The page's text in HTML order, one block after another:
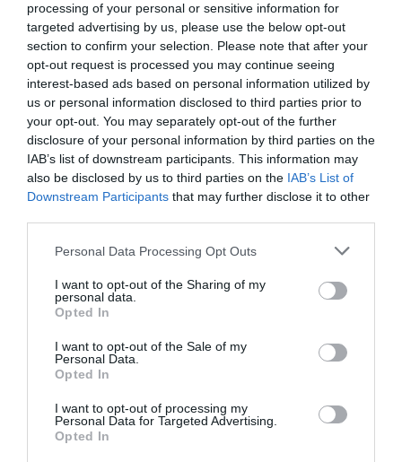
processing of your personal or sensitive information for
targeted advertising by us, please use the below opt-out
section to confirm your selection. Please note that after your
opt-out request is processed you may continue seeing
interest-based ads based on personal information utilized by
us or personal information disclosed to third parties prior to
your opt-out. You may separately opt-out of the further
disclosure of your personal information by third parties on the
IAB’s list of downstream participants. This information may
also be disclosed by us to third parties on the IAB’s List of
Downstream Participants that may further disclose it to other
Personal Data Processing Opt Outs
I want to opt-out of the Sharing of my
personal data.
Opted In
I want to opt-out of the Sale of my
Personal Data.
Opted In
I want to opt-out of processing my
Personal Data for Targeted Advertising.
Opted In
Huvudrätter Pasta Bacon
Broccoli
Vardag